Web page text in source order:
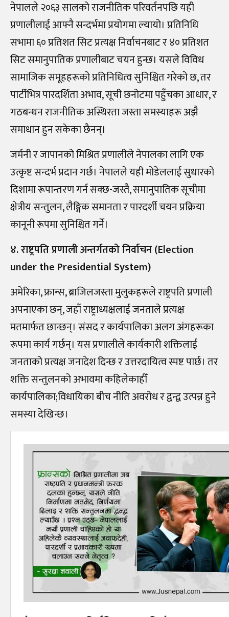
नेपालले २०६३ सालको राजनीतिक परिवर्तनपछि यही
प्रणालीलाई आफ्नै सन्दर्भमा प्रयोगमा ल्यायो। प्रतिनिधि
सभामा ६० प्रतिशत सिट प्रत्यक्ष निर्वाचनबाट र ४० प्रतिशत
सिट समानुपातिक प्रणालीबाट चयन हुन्छ। यसले विविध
सामाजिक समूहहरूको प्रतिनिधित्व सुनिश्चित गरेको छ, तर
पार्टीभित्र पारदर्शिता अभाव, सूची छनोटमा पहुँचका आधार, र
गठबन्धन राजनीतिक अस्थिरता जस्ता समस्याहरू अझै
समाधान हुन सकेका छैनन्।
जर्मनी र जापानको मिश्रित प्रणालीले नेपालका लागि एक
उत्कृष्ट सन्दर्भ प्रदान गर्छ। नेपालले यही मोडेललाई सुधारको
दिशामा रूपान्तरण गर्न सक्छ-जस्तै, समानुपातिक सूचीमा
क्षेत्रीय सन्तुलन, लैङ्गिक समानता र पारदर्शी चयन प्रक्रिया
कानूनी रूपमा सुनिश्चित गर्ने।
४. राष्ट्रपति प्रणाली अन्तर्गतको निर्वाचन (Election
under the Presidential System)
अमेरिका, फ्रान्स, ब्राजिलजस्ता मुलुकहरूले राष्ट्रपति प्रणाली
अपनाएका छन्, जहाँ राष्ट्राध्यक्षलाई जनताले प्रत्यक्ष
मतमार्फत छान्छन्। संसद र कार्यपालिका अलग अंगहरूका
रूपमा कार्य गर्छन्। यस प्रणालीले कार्यकारी शक्तिलाई
जनताको प्रत्यक्ष जनादेश दिन्छ र उत्तरदायित्व स्पष्ट पार्छ। तर
शक्ति सन्तुलनको अभावमा कहिलेकाहीँ
कार्यपालिका;विधायिका बीच नीति अवरोध र द्वन्द्व उत्पन्न हुने
समस्या देखिन्छ।